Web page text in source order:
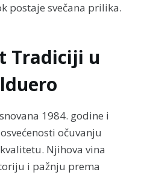
postaje svečana prilika.
Tradiciji u
1984. godine i
očuvanju
Njihova vina
i pažnju prema